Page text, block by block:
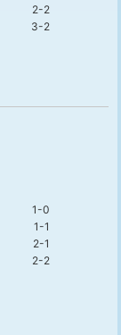
2-2
3-2
1-0
1-1
2-1
2-2